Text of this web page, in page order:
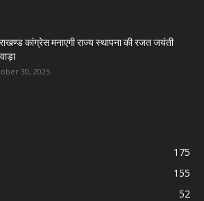
कांग्रेस मनाएगी राज्य स्थापना की रजत जयंती
30, 2025
175
155
52